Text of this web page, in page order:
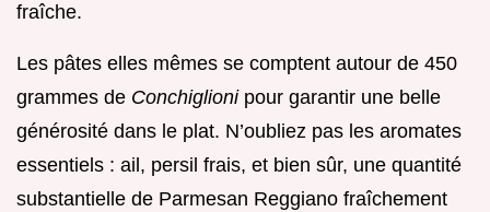
fraîche.
Les pâtes elles mêmes se comptent autour de 450
grammes de Conchiglioni pour garantir une belle
générosité dans le plat. N’oubliez pas les aromates
essentiels : ail, persil frais, et bien sûr, une quantité
substantielle de Parmesan Reggiano fraîchement